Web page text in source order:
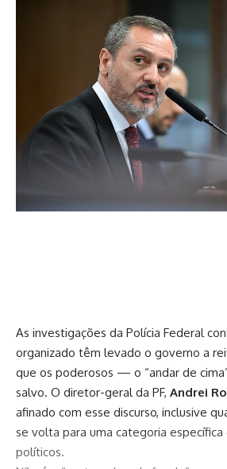
As investigações da Polícia Federal
organizado têm levado o governo a
que os poderosos — o “andar de
salvo. O diretor-geral da PF, Andrei
afinado com esse discurso, inclusive
se volta para uma categoria
políticos.